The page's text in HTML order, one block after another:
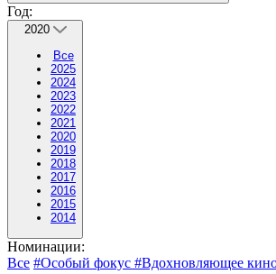
Год:
2020
Все
2025
2024
2023
2022
2021
2020
2019
2018
2017
2016
2015
2014
Номинации:
Все #Особый фокус #Вдохновляющее